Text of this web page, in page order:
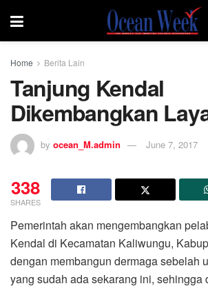
Home Berita Lain
Tanjung Kendal
Dikembangkan
by ocean_M.admin June 7, 2017
338
SHARES
Pemerintah akan mengembangkan
Kendal di Kecamatan Kaliwungu,
dengan membangun dermaga sebelah
yang sudah ada sekarang ini, sehingga